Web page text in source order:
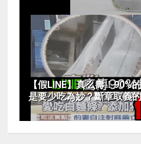
【假LINE】真么壽！90%
是要少吃為妙？斷章取義